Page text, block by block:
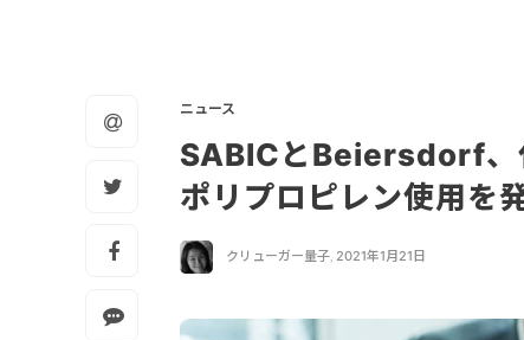
ニュース
SABICとBeiersdorf、
ポリプロピレン使用を
クリューガー量子, 2021年1月21日